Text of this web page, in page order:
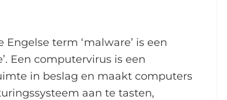
term ‘malware’ is een
Een computervirus is een
in beslag en maakt computers
aan te tasten,